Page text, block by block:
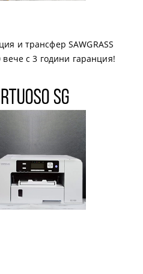
и трансфер SAWGRASS
вече с 3 години гаранция!